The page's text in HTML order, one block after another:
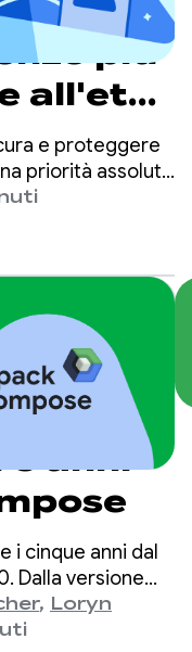
più
all'età
e proteggere
priorità assoluta
5 anni
cinque anni dal
Dalla versione
nostra ultima
una significativa
, Loryn